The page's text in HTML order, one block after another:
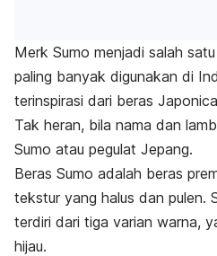
Merk Sumo menjadi salah
paling banyak digunakan di
terinspirasi dari beras
Tak heran, bila nama dan
Sumo atau pegulat Jepang.
Beras Sumo adalah beras
tekstur yang halus dan pulen.
terdiri dari tiga varian warna,
hijau.